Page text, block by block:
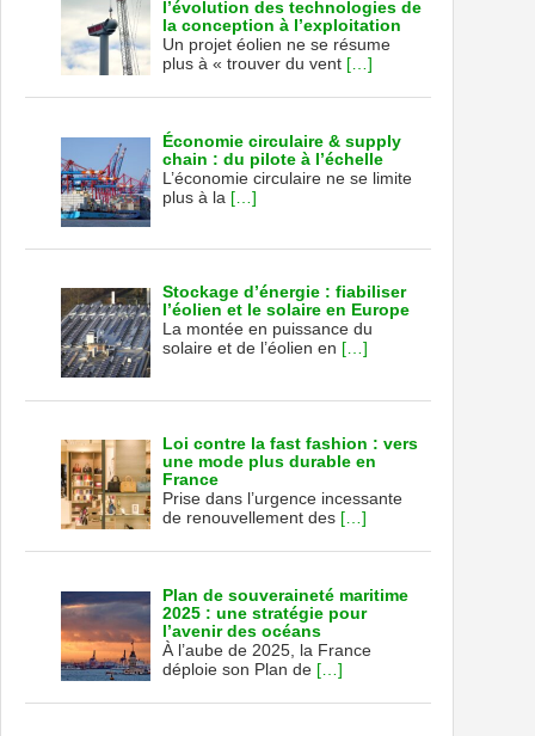
l’évolution des technologies de
la conception à l’exploitation
Un projet éolien ne se résume
plus à « trouver du vent […]
Économie circulaire & supply
chain : du pilote à l’échelle
L’économie circulaire ne se limite
plus à la […]
Stockage d’énergie : fiabiliser
l’éolien et le solaire en Europe
La montée en puissance du
solaire et de l’éolien en […]
Loi contre la fast fashion : vers
une mode plus durable en
France
Prise dans l’urgence incessante
de renouvellement des […]
Plan de souveraineté maritime
2025 : une stratégie pour
l’avenir des océans
À l’aube de 2025, la France
déploie son Plan de […]